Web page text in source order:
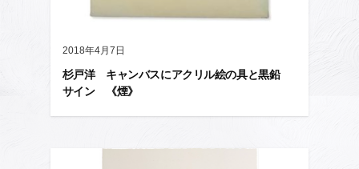
2018年4月7日
杉戸洋 キャンバスにアクリル絵の具と黒鉛
サイン 《煙》